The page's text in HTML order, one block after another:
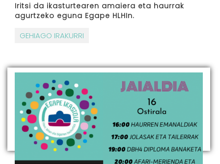
Iritsi da ikasturtearen amaiera eta haurrak
agurtzeko eguna Egape HLHIn.
GEHIAGO IRAKURRI